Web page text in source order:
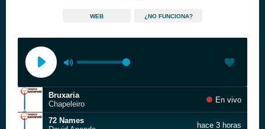
WEB ¿NO FUNCIONA?
Bruxaria
Chapeleiro
En vivo
72 Names
hace 3 horas